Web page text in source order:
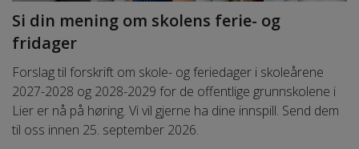
Si din mening om skolens ferie- og
fridager
Forslag til forskrift om skole- og feriedager i skoleårene
2027-2028 og 2028-2029 for de offentlige grunnskolene i
Lier er nå på høring. Vi vil gjerne ha dine innspill. Send dem
til oss innen 25. september 2026.